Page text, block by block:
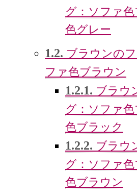
グ：ソファ
色グレー
1.2. ブラウンの
ファ色ブラウン
1.2.1. ブラウ
グ：ソファ
色ブラック
1.2.2. ブラウ
グ：ソファ
色ブラウン